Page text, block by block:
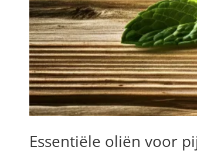
Essentiële oliën voor